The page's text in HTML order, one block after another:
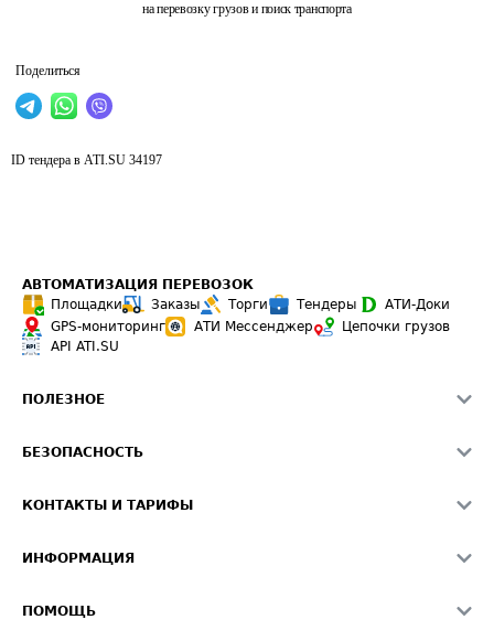
на перевозку грузов и поиск транспорта
Поделиться
ID тендера в ATI.SU 34197
АВТОМАТИЗАЦИЯ ПЕРЕВОЗОК
Площадки
Заказы Торги Тендеры
АТИ-Доки
GPS-мониторинг
АТИ Мессенджер
Цепочки грузов
API ATI.SU
ПОЛЕЗНОЕ
Звезды ATI.SU на вашем сайте
Средние ставки
БЕЗОПАСНОСТЬ
Светофор+
О формировании Паспорта
КОНТАКТЫ И ТАРИФЫ
Реклама на сайте
ИНФОРМАЦИЯ
ПОМОЩЬ